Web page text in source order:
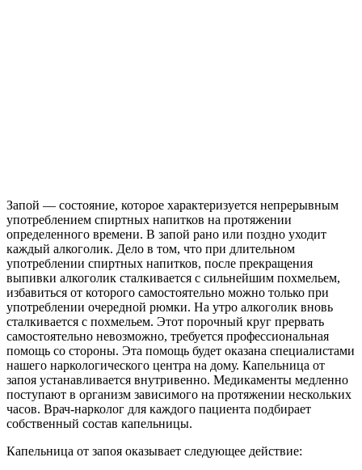
Запой — состояние, которое характеризуется непрерывным
употреблением спиртных напитков на протяжении
определенного времени. В запой рано или поздно уходит
каждый алкоголик. Дело в том, что при длительном
употреблении спиртных напитков, после прекращения
выпивки алкоголик сталкивается с сильнейшим похмельем,
избавиться от которого самостоятельно можно только при
употреблении очередной рюмки. На утро алкоголик вновь
сталкивается с похмельем. Этот порочный круг прервать
самостоятельно невозможно, требуется профессиональная
помощь со стороны. Эта помощь будет оказана специалистами
нашего наркологического центра на дому. Капельница от
запоя устанавливается внутривенно. Медикаменты медленно
поступают в организм зависимого на протяжении нескольких
часов. Врач-нарколог для каждого пациента подбирает
собственный состав капельницы.
Капельница от запоя оказывает следующее действие: